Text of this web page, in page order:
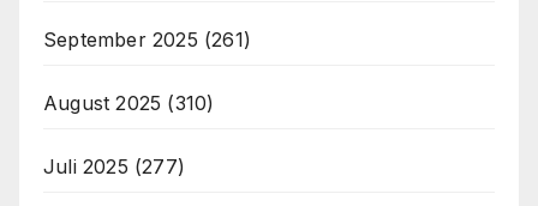
September 2025 (261)
August 2025 (310)
Juli 2025 (277)